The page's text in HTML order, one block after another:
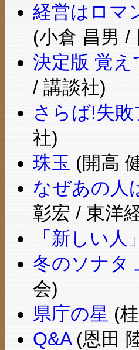
経営はロマ
(小倉 昌男 /
決定版 覚
/ 講談社)
さらば!失
社)
珠玉 (開高
なぜあの人
彰宏 / 東洋
「新しい人
冬のソナタ
会)
県庁の星 (
Q&A(恩田